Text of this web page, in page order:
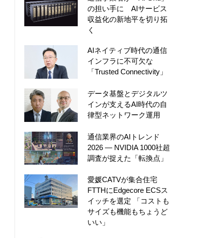
の担い手に AIサービス
収益化の新地平を切り拓
く
AIネイティブ時代の通信
インフラに不可欠な
「Trusted Connectivity」
データ基盤とデジタルツ
インが支えるAI時代の自
律型ネットワーク運用
通信業界のAIトレンド
2026 ― NVIDIA 1000社超
調査が捉えた「転換点」
愛媛CATVが集合住宅
FTTHにEdgecore ECSス
イッチを選定 「コストも
サイズも機能もちょうど
いい」